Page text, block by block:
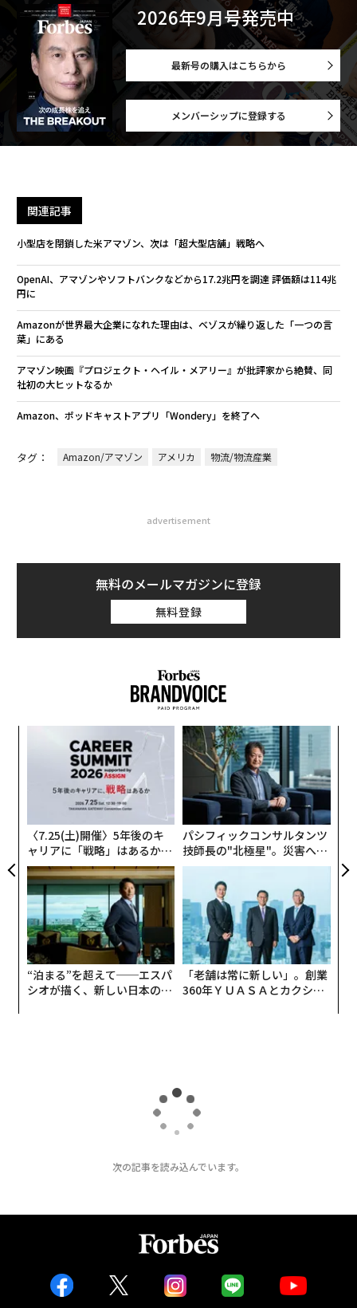
2026年9月号発売中
最新号の購入はこちらから
メンバーシップに登録する
関連記事
小型店を閉鎖した米アマゾン、次は「超大型店舗」戦略へ
OpenAI、アマゾンやソフトバンクなどから17.2兆円を調達 評価額は114兆
円に
Amazonが世界最大企業になれた理由は、ベゾスが繰り返した「一つの言
葉」にある
アマゾン映画『プロジェクト・ヘイル・メアリー』が批評家から絶賛、同
社初の大ヒットなるか
Amazon、ポッドキャストアプリ「Wondery」を終了へ
タグ： Amazon/アマゾン アメリカ 物流/物流産業
advertisement
無料のメールマガジンに登録
無料登録
〈7.25(土)開催〉5年後のキ
ャリアに「戦略」はあるか。
トップエグゼクティブのキャ
リアに触れる1日│CAREER S
UMMIT 2026
パシフィックコンサルタンツ
技師長の"北極星"。災害への
無力感を乗り越え見つけた、
防災一筋20年の答え
“泊まる”を超えて──エスパ
シオが描く、新しい日本のラ
「老舗は常に新しい」。創業
360年ＹＵＡＳＡとカクシン
次の記事を読み込んでいます。